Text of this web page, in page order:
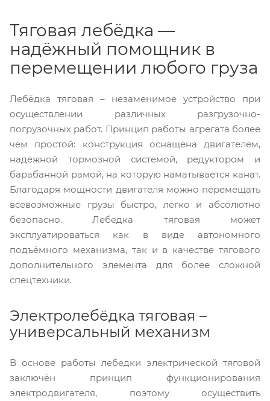
Тяговая лебёдка —
надёжный помощник в
перемещении любого груза
Лебёдка тяговая – незаменимое устройство при
осуществлении различных разгрузочно-
погрузочных работ. Принцип работы агрегата более
чем простой: конструкция оснащена двигателем,
надёжной тормозной системой, редуктором и
барабанной рамой, на которую наматывается канат.
Благодаря мощности двигателя можно перемещать
всевозможные грузы быстро, легко и абсолютно
безопасно. Лебедка тяговая может
эксплуатироваться как в виде автономного
подъёмного механизма, так и в качестве тягового
дополнительного элемента для более сложной
спецтехники.
Электролебёдка тяговая –
универсальный механизм
В основе работы лебедки электрической тяговой
заключён принцип функционирования
электродвигателя, поэтому осуществить